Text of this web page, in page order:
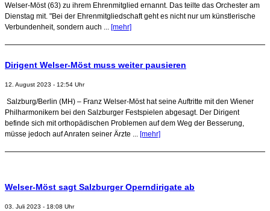
Welser-Möst (63) zu ihrem Ehrenmitglied ernannt. Das teilte das Orchester am
Dienstag mit. "Bei der Ehrenmitgliedschaft geht es nicht nur um künstlerische
Verbundenheit, sondern auch ... [mehr]
Dirigent Welser-Möst muss weiter pausieren
12. August 2023 - 12:54 Uhr
Salzburg/Berlin (MH) – Franz Welser-Möst hat seine Auftritte mit den Wiener
Philharmonikern bei den Salzburger Festspielen abgesagt. Der Dirigent
befinde sich mit orthopädischen Problemen auf dem Weg der Besserung,
müsse jedoch auf Anraten seiner Ärzte ... [mehr]
Welser-Möst sagt Salzburger Operndirigate ab
03. Juli 2023 - 18:08 Uhr